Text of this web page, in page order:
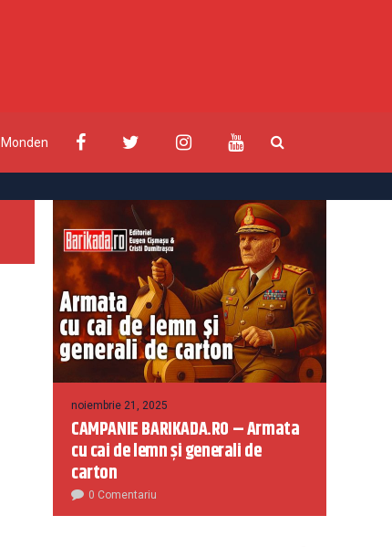
Monden
noiembrie 21, 2025
CAMPANIE BARIKADA.RO – Armata
cu cai de lemn și generali de
carton
0 Comentariu